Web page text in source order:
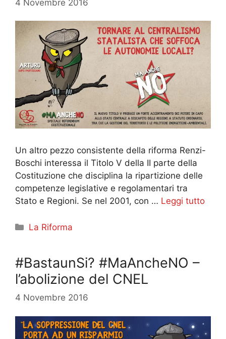
4 Novembre 2016
Un altro pezzo consistente della riforma Renzi-
Boschi interessa il Titolo V della II parte della
Costituzione che disciplina la ripartizione delle
competenze legislative e regolamentari tra
Stato e Regioni. Se nel 2001, con … Leggi tutto
Categorie
La Riforma
#BastaunSi? #MaAncheNO –
l’abolizione del CNEL
4 Novembre 2016